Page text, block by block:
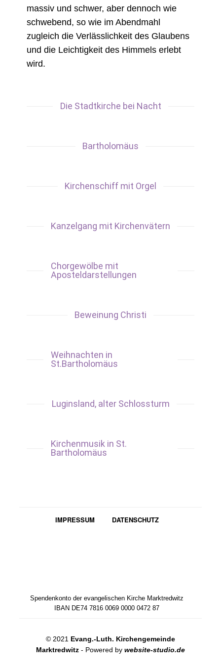
massiv und schwer, aber dennoch wie
schwebend, so wie im Abendmahl
zugleich die Verlässlichkeit des Glaubens
und die Leichtigkeit des Himmels erlebt
wird.
Die Stadtkirche bei Nacht
Bartholomäus
Kirchenschiff mit Orgel
Kanzelgang mit Kirchenvätern
Chorgewölbe mit
Aposteldarstellungen
Beweinung Christi
Weihnachten in
St.Bartholomäus
Luginsland, alter Schlossturm
Kirchenmusik in St.
Bartholomäus
IMPRESSUM DATENSCHUTZ
Spendenkonto der evangelischen Kirche Marktredwitz
IBAN DE74 7816 0069 0000 0472 87
© 2021 Evang.-Luth. Kirchengemeinde
Marktredwitz - Powered by website-studio.de